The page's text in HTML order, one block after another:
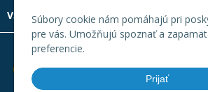
Súbory cookie nám pomáhajú pri
pre vás. Umožňujú spoznať a
preferencie.
Prijať
VŠETKO O NÁKUPE